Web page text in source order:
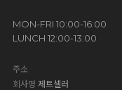
MON-FRI 10:00-16:00
LUNCH 12:00-13:00
주소
회사명 제트셀러